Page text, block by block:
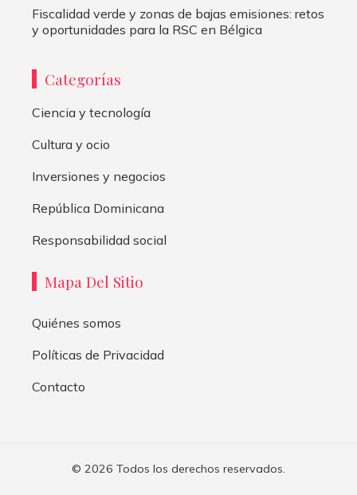
Fiscalidad verde y zonas de bajas emisiones: retos
y oportunidades para la RSC en Bélgica
Categorías
Ciencia y tecnología
Cultura y ocio
Inversiones y negocios
República Dominicana
Responsabilidad social
Mapa Del Sitio
Quiénes somos
Políticas de Privacidad
Contacto
© 2026 Todos los derechos reservados.